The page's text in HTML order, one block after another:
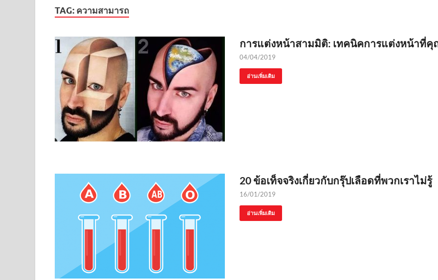
TAG: ความสามารถ
การแต่งหน้าสามมิติ: เทคนิคการแต่งหน้าที่คุ
04/04/2019
อ่านเพิ่มเติม
20 ข้อเท็จจริงเกี่ยวกับกรุ๊ปเลือดที่พวกเราไม่รู้
16/01/2019
อ่านเพิ่มเติม